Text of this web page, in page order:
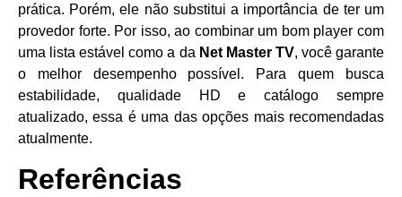
prática. Porém, ele não substitui a importância de ter um
provedor forte. Por isso, ao combinar um bom player com
uma lista estável como a da Net Master TV, você garante
o melhor desempenho possível. Para quem busca
estabilidade, qualidade HD e catálogo sempre
atualizado, essa é uma das opções mais recomendadas
atualmente.
Referências